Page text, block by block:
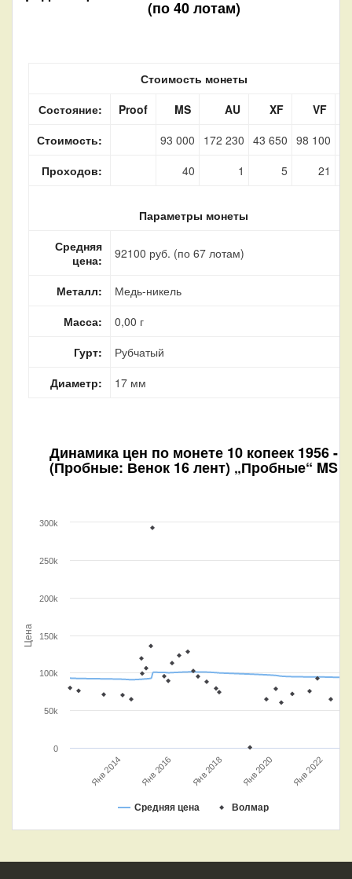
(по 40 лотам)
Стоимость монеты
Состояние:
Proof MS AU XF VF
Стоимость:
93 000 172 230 43 650 98 100
Проходов:
40 1 5 21
Параметры монеты
Средняя
цена:
92100 руб. (по 67 лотам)
Металл:
Медь-никель
Масса:
0,00 г
Гурт:
Рубчатый
Диаметр:
17 мм
Динамика цен по монете 10 копеек 1956 -
(Пробные: Венок 16 лент) „Пробные“ MS
Цена
Средняя цена Волмар
Янв 2014 Янв 2016 Янв 2018 Янв 2020 Янв 2022
0
50k
100k
150k
200k
250k
300k